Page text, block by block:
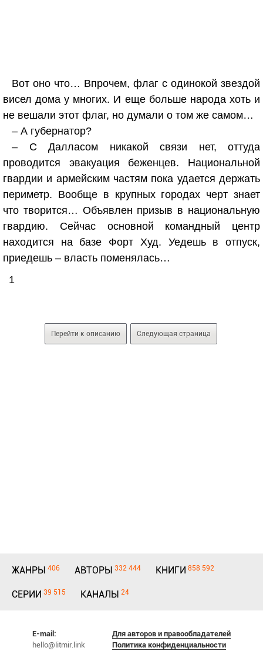
Вот оно что… Впрочем, флаг с одинокой звездой
висел дома у многих. И еще больше народа хоть и
не вешали этот флаг, но думали о том же самом…
– А губернатор?
– С Далласом никакой связи нет, оттуда
проводится эвакуация беженцев. Национальной
гвардии и армейским частям пока удается держать
периметр. Вообще в крупных городах черт знает
что творится… Объявлен призыв в национальную
гвардию. Сейчас основной командный центр
находится на базе Форт Худ. Уедешь в отпуск,
приедешь – власть поменялась…
1
Перейти к описанию Следующая страница
ЖАНРЫ 406 АВТОРЫ 332 444 КНИГИ 858 592
СЕРИИ 39 515 КАНАЛЫ 24
E-mail:
hello@litmir.link
Для авторов и правообладателей
Политика конфиденциальности